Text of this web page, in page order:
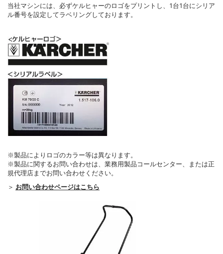
当社マシンには、必ずケルヒャーのロゴをプリントし、1台1台にシリア
ル番号を設定してラベリングしております。
※製品によりロゴのカラー等は異なります。
※製品に関するお問い合わせは、業務用製品コールセンター、または正
規代理店までお問い合わせください。
＞ お問い合わせページはこちら